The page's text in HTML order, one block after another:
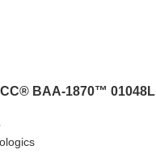
BAA-1870™ 01048L